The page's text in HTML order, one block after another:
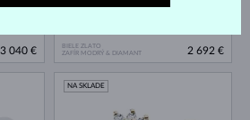
3 040 €
BIELE ZLATO
ZAFÍR MODRÝ & DIAMANT
2 692 €
NA SKLADE